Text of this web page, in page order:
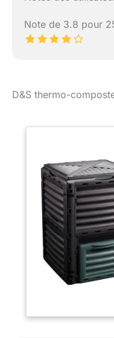
Note de 3.8 pour
D&S thermo-